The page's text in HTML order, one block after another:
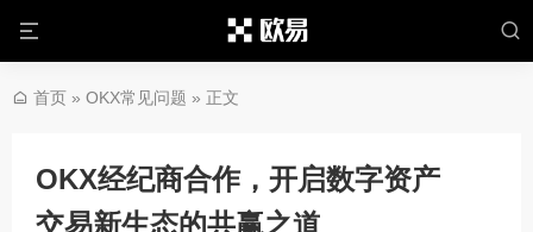
首页 » OKX常见问题 » 正文
OKX经纪商合作，开启数字资产
交易新生态的共赢之道